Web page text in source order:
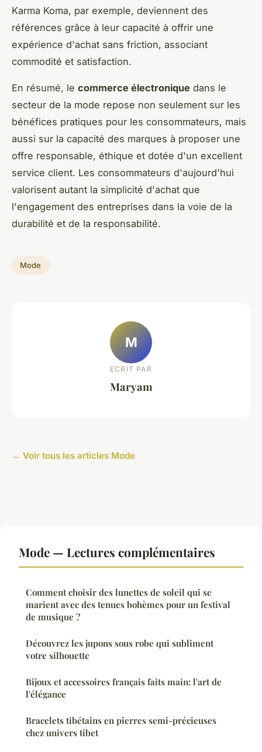
Karma Koma, par exemple, deviennent des
références grâce à leur capacité à offrir une
expérience d'achat sans friction, associant
commodité et satisfaction.
En résumé, le commerce électronique dans le
secteur de la mode repose non seulement sur les
bénéfices pratiques pour les consommateurs, mais
aussi sur la capacité des marques à proposer une
offre responsable, éthique et dotée d'un excellent
service client. Les consommateurs d'aujourd'hui
valorisent autant la simplicité d'achat que
l'engagement des entreprises dans la voie de la
durabilité et de la responsabilité.
Mode
M
ECRIT PAR
Maryam
← Voir tous les articles Mode
Mode — Lectures complémentaires
Comment choisir des lunettes de soleil qui se
marient avec des tenues bohèmes pour un festival
de musique ?
Découvrez les jupons sous robe qui subliment
votre silhouette
Bijoux et accessoires français faits main: l'art de
l'élégance
Bracelets tibétains en pierres semi-précieuses
chez univers tibet